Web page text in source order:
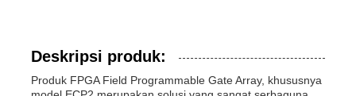
Deskripsi produk:
Produk FPGA Field Programmable Gate Array, khususnya